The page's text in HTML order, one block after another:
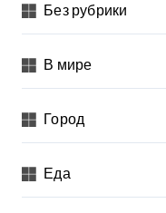
Без рубрики
В мире
Город
Еда